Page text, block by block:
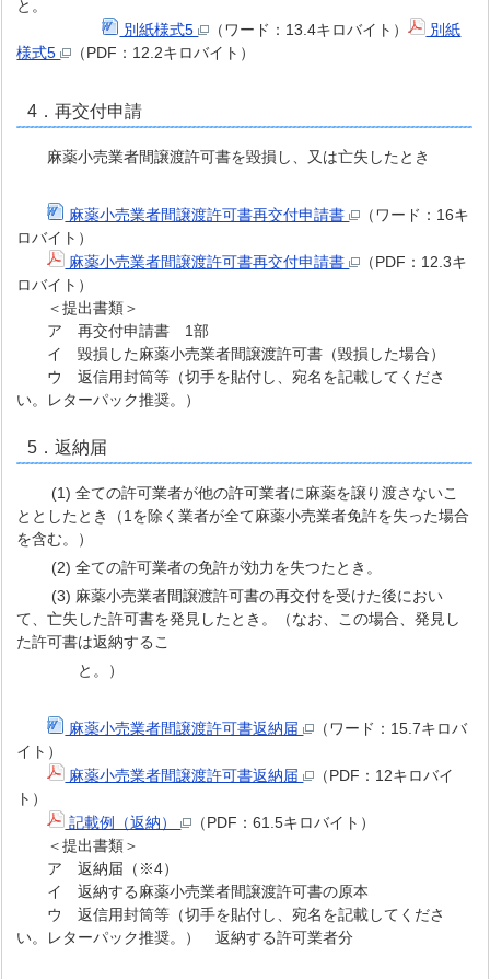
と。
別紙様式5
（ワード：13.4キロバイト）
別紙
様式5
（PDF：12.2キロバイト）
4．再交付申請
麻薬小売業者間譲渡許可書を毀損し、又は亡失したとき
麻薬小売業者間譲渡許可書再交付申請書
（ワード：16キ
ロバイト）
麻薬小売業者間譲渡許可書再交付申請書
（PDF：12.3キ
ロバイト）
＜提出書類＞
ア 再交付申請書 1部
イ 毀損した麻薬小売業者間譲渡許可書（毀損した場合）
ウ 返信用封筒等（切手を貼付し、宛名を記載してくださ
い。レターパック推奨。）
5．返納届
(1) 全ての許可業者が他の許可業者に麻薬を譲り渡さないこ
ととしたとき（1を除く業者が全て麻薬小売業者免許を失った場合
を含む。）
(2) 全ての許可業者の免許が効力を失つたとき。
(3) 麻薬小売業者間譲渡許可書の再交付を受けた後におい
て、亡失した許可書を発見したとき。（なお、この場合、発見し
た許可書は返納するこ
と。）
麻薬小売業者間譲渡許可書返納届
（ワード：15.7キロバ
イト）
麻薬小売業者間譲渡許可書返納届
（PDF：12キロバイ
ト）
記載例（返納）
（PDF：61.5キロバイト）
＜提出書類＞
ア 返納届（※4）
イ 返納する麻薬小売業者間譲渡許可書の原本
ウ 返信用封筒等（切手を貼付し、宛名を記載してくださ
い。レターパック推奨。） 返納する許可業者分